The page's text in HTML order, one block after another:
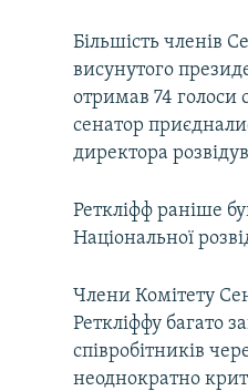
Більшість членів
висунутого
отримав 74 голоси
сенатор
директора
Реткліфф раніше
Національної
Члени Комітету
Реткліффу багато
співробітників
неоднократно